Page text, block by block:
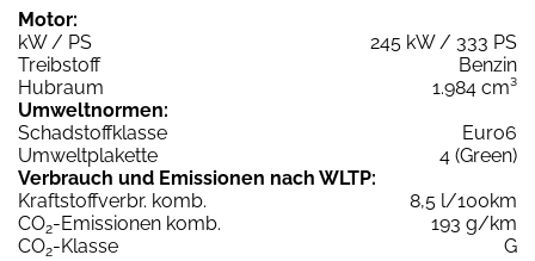
Motor:
kW / PS
245 kW / 333 PS
Treibstoff
Benzin
Hubraum
1.984 cm³
Umweltnormen:
Schadstoffklasse
Euro6
Umweltplakette
4 (Green)
Verbrauch und Emissionen nach WLTP:
Kraftstoffverbr. komb.
8,5 l/100km
CO2-Emissionen komb.
193 g/km
CO2-Klasse
G